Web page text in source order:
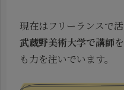
現在はフリーランスで活
武蔵野美術大学で講師
も力を注いでいます。